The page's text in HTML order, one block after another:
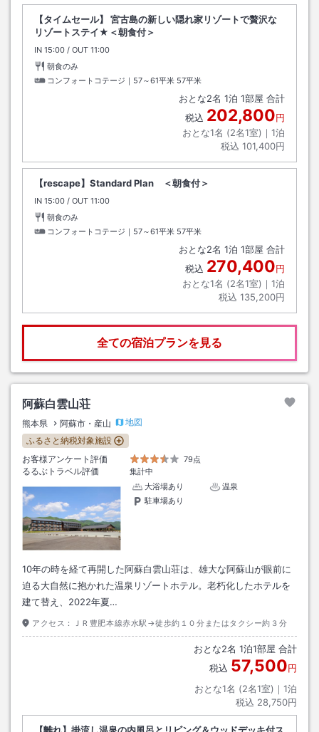
【タイムセール】 宮古島の新しい隠れ家リゾートで贅沢な
リゾートステイ★＜朝食付＞
IN チェックイン
15:00 / OUT チェックアウト
11:00
朝食のみ
コンフォートコテージ｜57～61平米 57平米
おとな2名 1泊 1部屋 合計
税込 202,800円
おとな1名 (2名1室)｜ 1泊
税込 101,400円
【rescape】Standard Plan ＜朝食付＞
IN チェックイン
15:00 / OUT チェックアウト
11:00
朝食のみ
コンフォートコテージ｜57～61平米 57平米
おとな2名 1泊 1部屋 合計
税込 270,400円
おとな1名 (2名1室)｜ 1泊
税込 135,200円
全ての宿泊プランを見る
阿蘇白雲山荘
熊本県 阿蘇市・産山
地図
ふるさと納税対象施設
お客様アンケート評価
79点
るるぶトラベル評価
集計中
大浴場あり
温泉
駐車場あり
10年の時を経て再開した阿蘇白雲山荘は、雄大な阿蘇山が眼前に
迫る大自然に抱かれた温泉リゾートホテル。老朽化したホテルを
建て替え、2022年夏…
アクセス： ＪＲ豊肥本線赤水駅→徒歩約１０分またはタクシー約３分
おとな2名 1泊1部屋 合計
税込 57,500円
おとな1名 (2名1室)｜ 1泊
税込 28,750円